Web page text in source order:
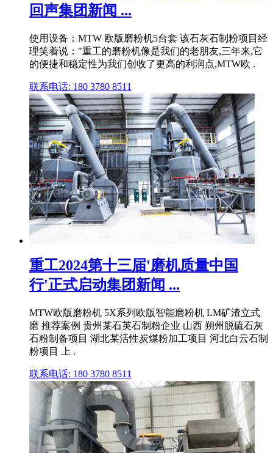
回声集团新闻 ...
使用设备：MTW 欧版磨粉机5台套 该石灰石制粉项目经
理笑着说："重工的磨粉机像是我们的老朋友,三年来,它
的便捷和稳定性为我们创收了更高的利润点,MTW欧 .
联系电话: 180 3780 8511
重工2024第十三届'磨机质量中国
行'正式启动集团新闻 ...
MTW欧版磨粉机 5X系列欧版智能磨粉机 LM矿渣立式
磨 推荐案例 贵州某石英石制粉企业 山西 朔州脱硫石灰
石粉制备项目 湖北某活性炭煤粉加工项目 河北白云石制
粉项目 上 .
联系电话: 180 3780 8511